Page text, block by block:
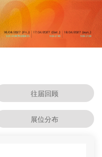
往届回顾
展位分布